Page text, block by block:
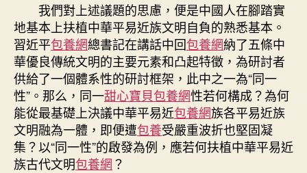
我們對上述議題的思慮，便是中國人在腳踏實
地基本上扶植中華平易近族文明自負的熟悉基本。
習近平包養網總書記在講話中回包養網納了五條中
華優良傳統文明的主要元素和凸起特徵，為研討者
供給了一個體系性的研討框架，此中之一為“同一
性”。那么，同一甜心寶貝包養網性若何構成？為何
能從最基礎上決議中華平易近包養網族各平易近族
文明融為一體，即便遭包養受嚴重波折也堅固凝
集？以“同一性”的啟發為例，應若何扶植中華平易近
族古代文明包養網？